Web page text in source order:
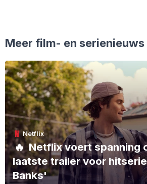
Meer film- en serienieuws
Netflix
🔥 Netflix voert spanning
laatste trailer voor
Banks'